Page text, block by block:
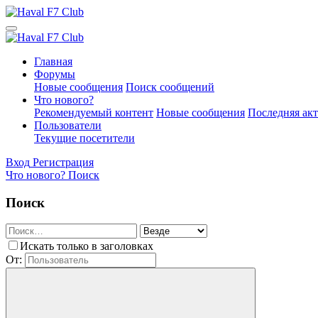
Главная
Форумы
Новые сообщения Поиск сообщений
Что нового?
Рекомендуемый контент Новые сообщения Последняя
Пользователи
Текущие посетители
Вход Регистрация
Что нового? Поиск
Поиск
Искать только в заголовках
От: